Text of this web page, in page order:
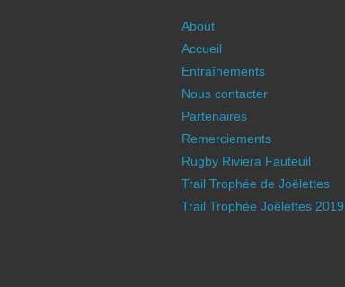
About
Accueil
Entraînements
Nous contacter
Partenaires
Remerciements
Rugby Riviera Fauteuil
Trail Trophée de Joëlettes
Trail Trophée Joëlettes 2019